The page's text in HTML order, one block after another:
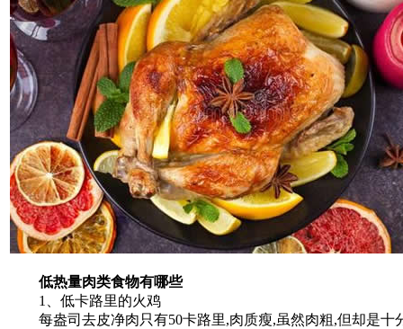
低热量肉类食物有哪些
1、低卡路里的火鸡
每盎司去皮净肉只有50卡路里,肉质瘦,虽然肉粗,但却是十